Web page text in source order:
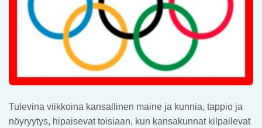
Tulevina viikkoina kansallinen maine ja kunnia, tappio ja
nöyryytys, hipaisevat toisiaan, kun kansakunnat kilpailevat